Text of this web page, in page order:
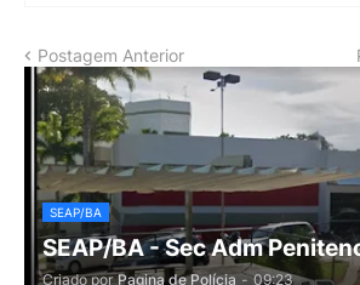
Postagem Anterior
SEAP/BA
SEAP/BA - Sec Adm
Criado por Pagina de Polícia - 09:23